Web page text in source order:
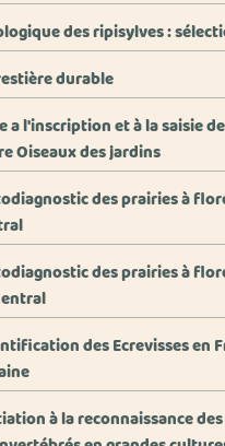
des ripisylves :
durable
a l'inscription et à la saisie
Oiseaux des jardins
des prairies à flore diversifiée
des prairies à
des Ecrevisses en
à la reconnaissance